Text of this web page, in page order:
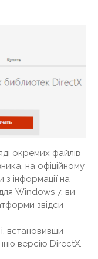
окремих файлів
на офіційному
з інформації на
Windows 7, ви
звідси
і, встановивши
версію DirectX.